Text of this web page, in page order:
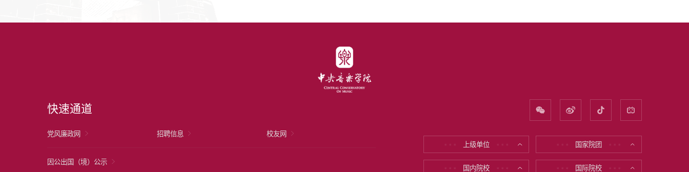
快速通道
党风廉政网 招聘信息 校友网
因公出国（境）公示
* * * 上级单位 * * * * * * 国家院团 * * *
* * * 国内院校 * * * * * * 国际院校 * * *